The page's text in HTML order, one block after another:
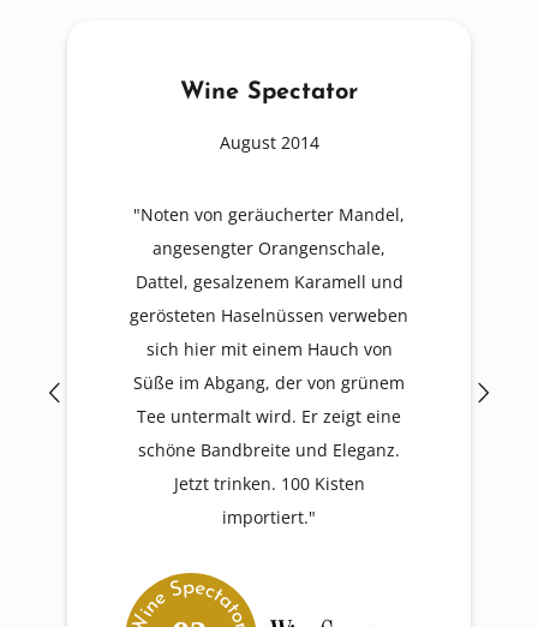
Wine Spectator
August 2014
"Noten von geräucherter Mandel,
angesengter Orangenschale,
Dattel, gesalzenem Karamell und
gerösteten Haselnüssen verweben
sich hier mit einem Hauch von
Süße im Abgang, der von grünem
Tee untermalt wird. Er zeigt eine
schöne Bandbreite und Eleganz.
Jetzt trinken. 100 Kisten
importiert."